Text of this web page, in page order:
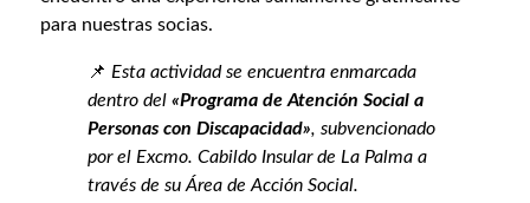
para nuestras socias.
📌 Esta actividad se encuentra enmarcada
dentro del «Programa de Atención Social a
Personas con Discapacidad», subvencionado
por el Excmo. Cabildo Insular de La Palma a
través de su Área de Acción Social.